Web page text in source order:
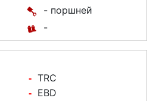
- поршней
-
- TRC
- EBD